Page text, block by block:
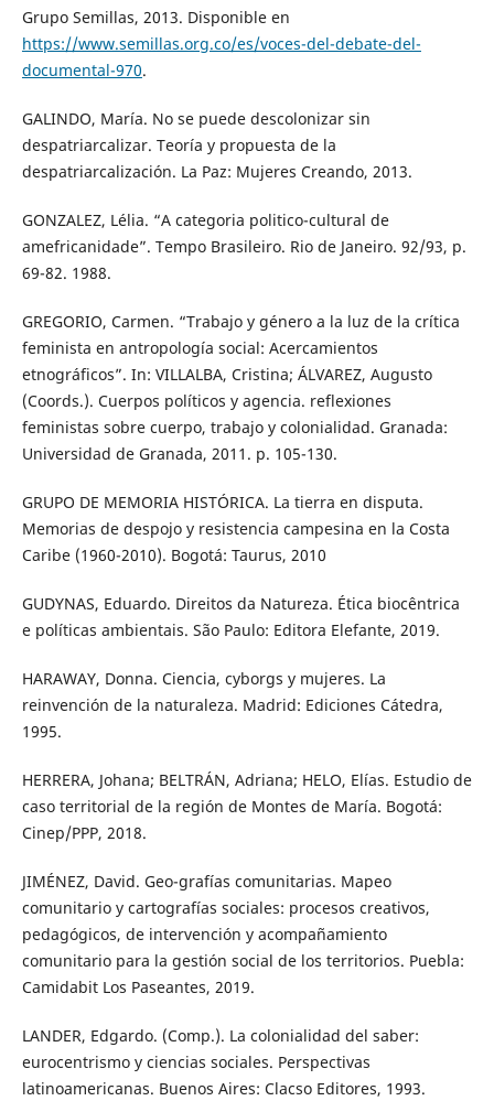
Grupo Semillas, 2013. Disponible en
https://www.semillas.org.co/es/voces-del-debate-del-
documental-970.
GALINDO, María. No se puede descolonizar sin
despatriarcalizar. Teoría y propuesta de la
despatriarcalización. La Paz: Mujeres Creando, 2013.
GONZALEZ, Lélia. “A categoria politico-cultural de
amefricanidade”. Tempo Brasileiro. Rio de Janeiro. 92/93, p.
69-82. 1988.
GREGORIO, Carmen. “Trabajo y género a la luz de la crítica
feminista en antropología social: Acercamientos
etnográficos”. In: VILLALBA, Cristina; ÁLVAREZ, Augusto
(Coords.). Cuerpos políticos y agencia. reflexiones
feministas sobre cuerpo, trabajo y colonialidad. Granada:
Universidad de Granada, 2011. p. 105-130.
GRUPO DE MEMORIA HISTÓRICA. La tierra en disputa.
Memorias de despojo y resistencia campesina en la Costa
Caribe (1960-2010). Bogotá: Taurus, 2010
GUDYNAS, Eduardo. Direitos da Natureza. Ética biocêntrica
e políticas ambientais. São Paulo: Editora Elefante, 2019.
HARAWAY, Donna. Ciencia, cyborgs y mujeres. La
reinvención de la naturaleza. Madrid: Ediciones Cátedra,
1995.
HERRERA, Johana; BELTRÁN, Adriana; HELO, Elías. Estudio de
caso territorial de la región de Montes de María. Bogotá:
Cinep/PPP, 2018.
JIMÉNEZ, David. Geo-grafías comunitarias. Mapeo
comunitario y cartografías sociales: procesos creativos,
pedagógicos, de intervención y acompañamiento
comunitario para la gestión social de los territorios. Puebla:
Camidabit Los Paseantes, 2019.
LANDER, Edgardo. (Comp.). La colonialidad del saber:
eurocentrismo y ciencias sociales. Perspectivas
latinoamericanas. Buenos Aires: Clacso Editores, 1993.